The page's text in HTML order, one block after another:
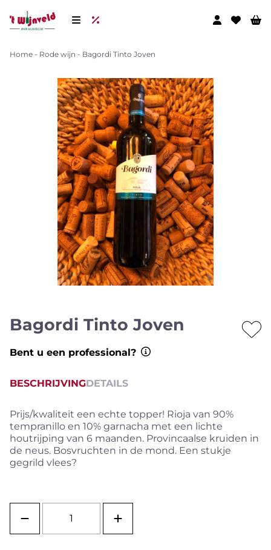
Home - Rode wijn - Bagordi Tinto Joven
Bagordi Tinto Joven
Bent u een professional?
BESCHRIJVINGDETAILS
Prijs/kwaliteit een echte topper! Rioja van 90%
tempranillo en 10% garnacha met een lichte
houtrijping van 6 maanden. Provincaalse kruiden in
de neus. Bosvruchten in de mond. Een stukje
gegrild vlees?